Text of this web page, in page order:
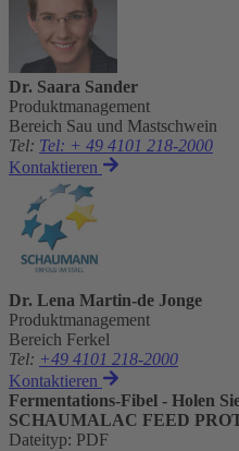
Dr. Saara Sander
Produktmanagement
Bereich Sau und Mastschwein
Tel: Tel: + 49 4101 218-2000
Kontaktieren
Dr. Lena Martin-de Jonge
Produktmanagement
Bereich Ferkel
Tel: +49 4101 218-2000
Kontaktieren
Fermentations-Fibel - Holen
SCHAUMALAC FEED
Dateityp: PDF